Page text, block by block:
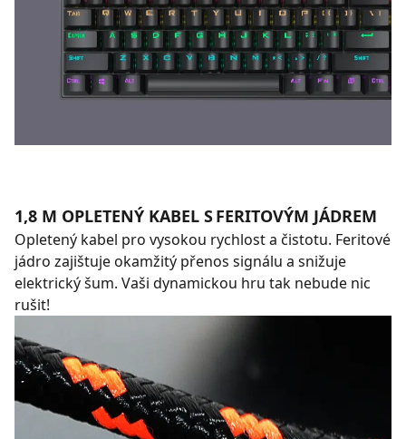
1,8 M OPLETENÝ KABEL S FERITOVÝM JÁDREM
Opletený kabel pro vysokou rychlost a čistotu. Feritové
jádro zajištuje okamžitý přenos signálu a snižuje
elektrický šum. Vaši dynamickou hru tak nebude nic
rušit!